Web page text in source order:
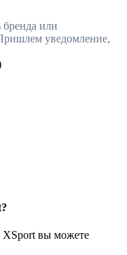
бренда или
уведомление,
XSport вы можете